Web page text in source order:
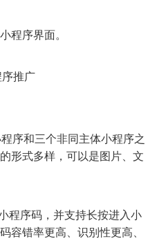
程序界面。
序和三个非同主体小程序之
形式多样，可以是图片、文
程序码，并支持长按进入小
容错率更高、识别性更高、